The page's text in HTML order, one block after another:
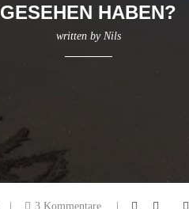
GESEHEN HABEN?
written by Nils
3 Kommentare